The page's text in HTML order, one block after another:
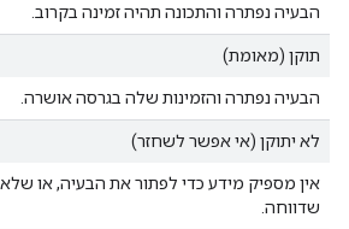
הבעיה נפתרה והתכונה תהיה זמינה בקרוב.
תוקן (מאומת)
הבעיה נפתרה והזמינות שלה בגרסה אושרה.
לא יתוקן (אי אפשר לשחזר)
אין מספיק מידע כדי לפתור את הבעיה, או
שדווחה.